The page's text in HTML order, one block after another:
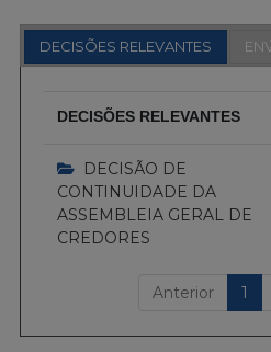
DECISÕES RELEVANTES
DECISÕES RELEVANTES
DECISÃO DE
CONTINUIDADE DA
ASSEMBLEIA GERAL DE
CREDORES
Anterior 1